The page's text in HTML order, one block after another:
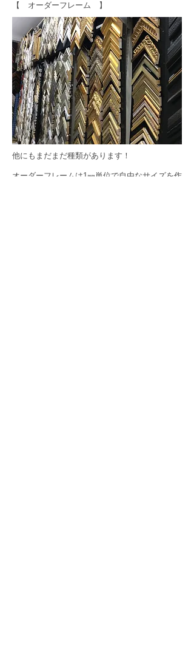
【 オーダーフレーム 】
他にもまだまだ種類があります！
オーダーフレームは1㎜単位で自由なサイズを作